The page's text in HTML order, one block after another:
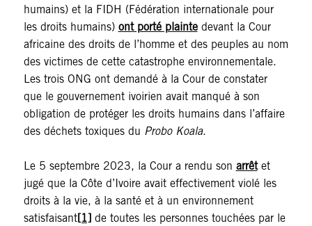
humains) et la FIDH (Fédération internationale pour
les droits humains) ont porté plaintedevant la Cour
africaine des droits de l’homme et des peuples au nom
des victimes de cette catastrophe environnementale.
Les trois ONG ont demandé à la Cour de constater
que le gouvernement ivoirien avait manqué à son
obligation de protéger les droits humains dans l’affaire
des déchets toxiques du Probo Koala.
Le 5 septembre 2023, la Cour a rendu son arrêtet
jugé que la Côte d’Ivoire avait effectivement violé les
droits à la vie, à la santé et à un environnement
satisfaisant[1] de toutes les personnes touchées par le